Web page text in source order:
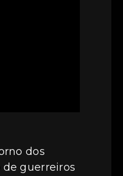
dos
guerreiros